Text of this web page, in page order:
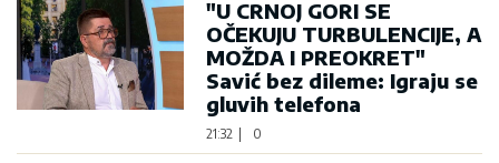
"U CRNOJ GORI SE
OČEKUJU TURBULENCIJE, A
MOŽDA I PREOKRET"
Savić bez dileme: Igraju se
gluvih telefona
21:32 0